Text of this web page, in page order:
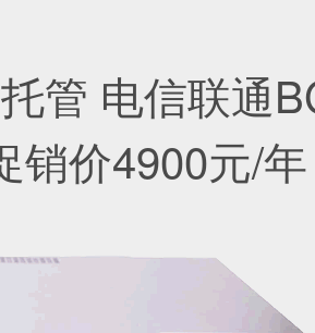
管 电信联通
销价4900元/年